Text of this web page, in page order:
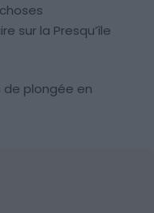
sur la Presqu’île
de plongée en